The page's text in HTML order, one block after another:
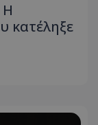
Η
κατέληξε